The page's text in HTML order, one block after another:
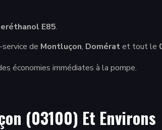
E85.
de Montluçon, Domératet tout le
économies immédiates à la pompe.
(03100) Et Environs